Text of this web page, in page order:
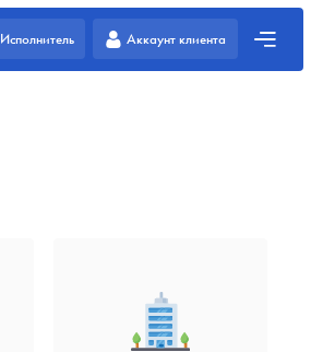
Исполнитель Аккаунт клиента